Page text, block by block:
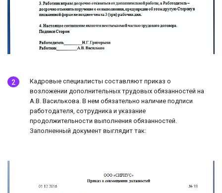
Кадровые специалисты составляют приказ о
возложении дополнительных трудовых обязанностей на
А.В. Василькова. В нем обязательно наличие подписи
работодателя, сотрудника и указание
продолжительности выполнения обязанностей.
Заполненный документ выглядит так: